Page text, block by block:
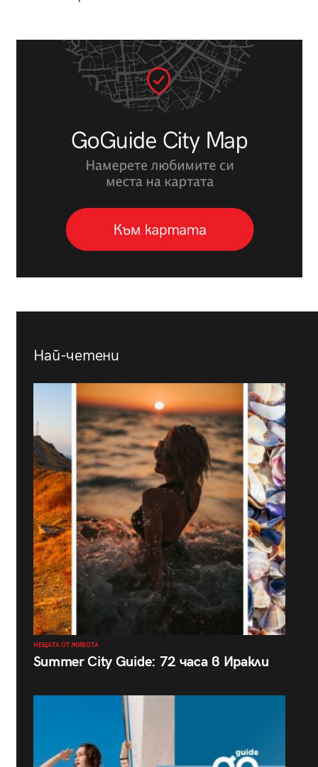
Най-четени
НЕЩАТА ОТ ЖИВОТА
Summer City Guide: 72 часа в Иракли